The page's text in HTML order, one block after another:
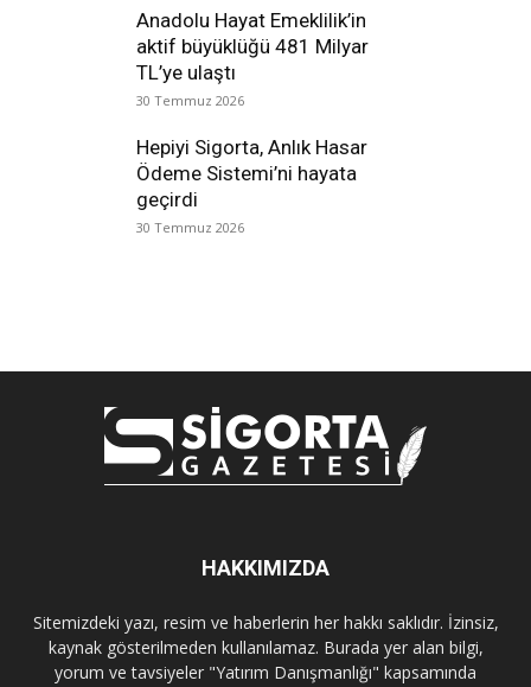
Anadolu Hayat Emeklilik’in
aktif büyüklüğü 481 Milyar
TL’ye ulaştı
30 Temmuz 2026
Hepiyi Sigorta, Anlık Hasar
Ödeme Sistemi’ni hayata
geçirdi
30 Temmuz 2026
HAKKIMIZDA
Sitemizdeki yazı, resim ve haberlerin her hakkı saklıdır. İzinsiz,
kaynak gösterilmeden kullanılamaz. Burada yer alan bilgi,
yorum ve tavsiyeler "Yatırım Danışmanlığı" kapsamında